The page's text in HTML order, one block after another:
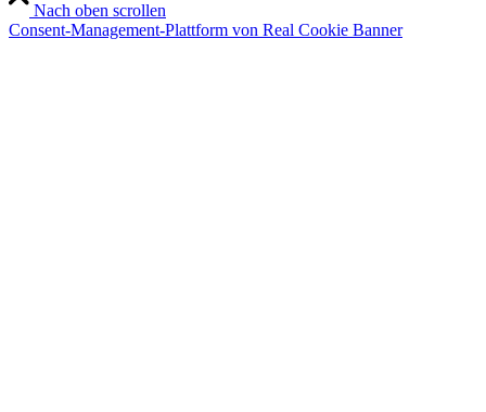
Nach oben scrollen
Consent-Management-Plattform von Real Cookie Banner